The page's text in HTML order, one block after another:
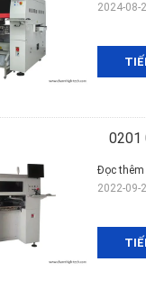
2024-08-
0201
Đọc thêm
2022-09-